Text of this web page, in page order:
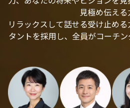
見極め伝える
リラックスして話せる受け止め
タントを採用し、全員がコーチン